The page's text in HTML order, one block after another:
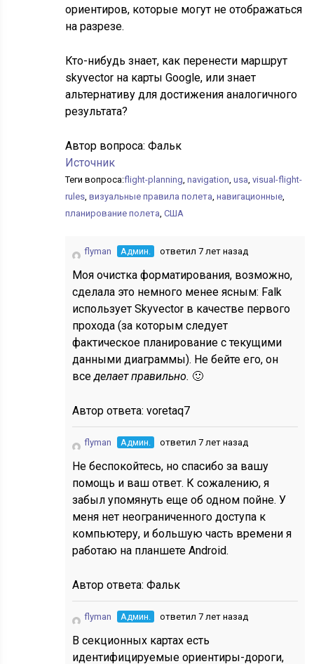
ориентиров, которые могут не отображаться
на разрезе.
Кто-нибудь знает, как перенести маршрут
skyvector на карты Google, или знает
альтернативу для достижения аналогичного
результата?
Автор вопроса:Фальк
Источник
Теги вопроса:flight-planning,navigation,usa,visual-flight-
rules,визуальные правила полета,навигационные,
планирование полета,США
flyman Админ. ответил 7 лет назад
Моя очистка форматирования, возможно,
сделала это немного менее ясным: Falk
использует Skyvector в качестве первого
прохода (за которым следует
фактическое планирование с текущими
данными диаграммы). Не бейте его, он
вседелает правильно. 🙂
Автор ответа:voretaq7
flyman Админ. ответил 7 лет назад
Не беспокойтесь, но спасибо за вашу
помощь и ваш ответ. К сожалению, я
забыл упомянуть еще об одном пойне. У
меня нет неограниченного доступа к
компьютеру, и большую часть времени я
работаю на планшете Android.
Автор ответа:Фальк
flyman Админ. ответил 7 лет назад
В секционных картах есть
идентифицируемые ориентиры-дороги,